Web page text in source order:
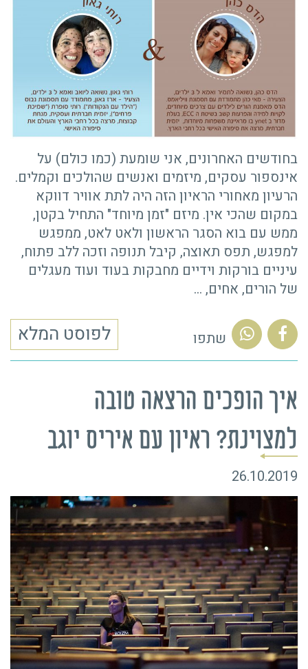
בחודשים האחרונים, אני שומעת (כמו כולם) על
אינספור עסקים, מיזמים ואנשים שהולכים וקמלים.
הרעיון מאחורי הראיון הזה היה לתת אוויר דווקא
במקום שהכי אין. מיזם "זמן מיוחד" התחיל בקטן,
ממש עם בוא הסגר הראשון ולאט לאט, ממפגש
למפגש, תפס תאוצה, קיבל תנופה וזכה ללב פתוח,
עיניים בורקות וידיים מחבקות בעוד ועוד מעגלים
של הורים, אחים, …
לפוסט המלא שתפו
איך הופכים הרצאה טובה
למצוינת? ראיון עם איריס יוגב
26.10.2019